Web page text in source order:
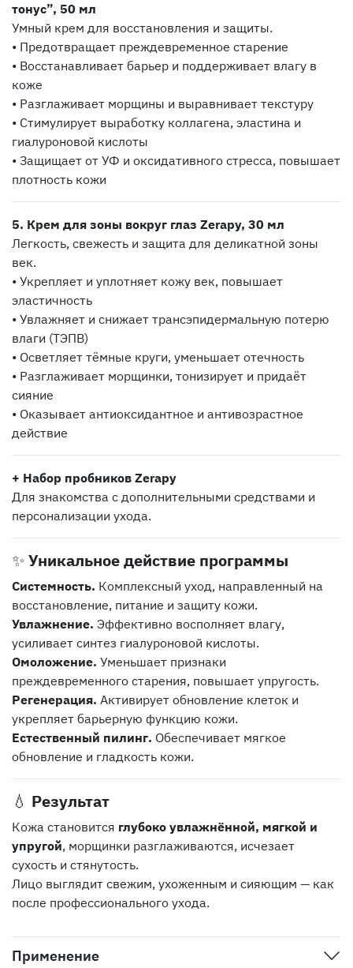
тонус”, 50 мл
Умный крем для восстановления и защиты.
• Предотвращает преждевременное старение
• Восстанавливает барьер и поддерживает влагу в
коже
• Разглаживает морщины и выравнивает текстуру
• Стимулирует выработку коллагена, эластина и
гиалуроновой кислоты
• Защищает от УФ и оксидативного стресса, повышает
плотность кожи
5. Крем для зоны вокруг глаз Zerapy, 30 мл
Легкость, свежесть и защита для деликатной зоны
век.
• Укрепляет и уплотняет кожу век, повышает
эластичность
• Увлажняет и снижает трансэпидермальную потерю
влаги (ТЭПВ)
• Осветляет тёмные круги, уменьшает отечность
• Разглаживает морщинки, тонизирует и придаёт
сияние
• Оказывает антиоксидантное и антивозрастное
действие
+ Набор пробников Zerapy
Для знакомства с дополнительными средствами и
персонализации ухода.
✨Уникальное действие программы
Системность. Комплексный уход, направленный на
восстановление, питание и защиту кожи.
Увлажнение. Эффективно восполняет влагу,
усиливает синтез гиалуроновой кислоты.
Омоложение. Уменьшает признаки
преждевременного старения, повышает упругость.
Регенерация. Активирует обновление клеток и
укрепляет барьерную функцию кожи.
Естественный пилинг. Обеспечивает мягкое
обновление и гладкость кожи.
💧 Результат
Кожа становится глубоко увлажнённой, мягкой и
упругой, морщинки разглаживаются, исчезает
сухость и стянутость.
Лицо выглядит свежим, ухоженным и сияющим — как
после профессионального ухода.
Применение